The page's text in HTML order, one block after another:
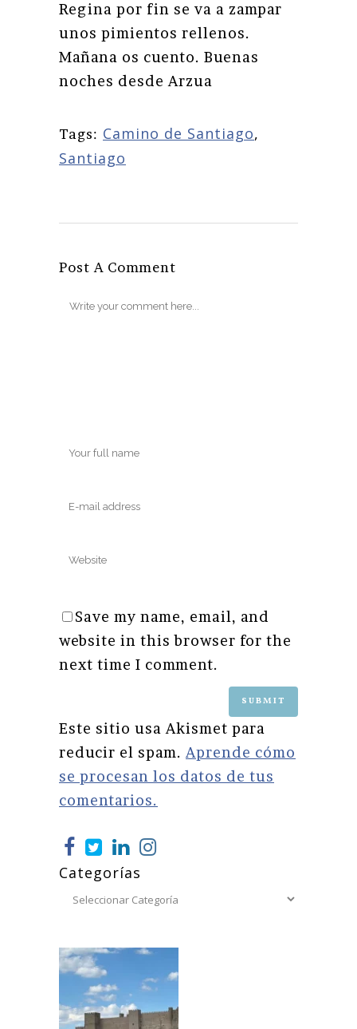
Regina por fin se va a zampar
unos pimientos rellenos.
Mañana os cuento. Buenas
noches desde Arzua
Tags: Camino de Santiago,
Santiago
Post A Comment
Save my name, email, and
website in this browser for the
next time I comment.
Este sitio usa Akismet para
reducir el spam. Aprende cómo
se procesan los datos de tus
comentarios.
Categorías